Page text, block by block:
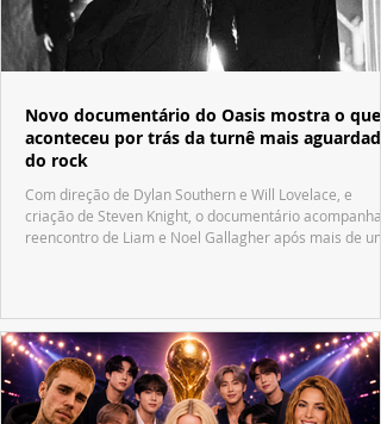
Novo documentário do Oasis mostra o que
aconteceu por trás da turnê mais aguardada
do rock
Com direção de Dylan Southern e Will Lovelace, e
criação de Steven Knight, o documentário acompanha
reencontro de Liam e Noel Gallagher após mais de